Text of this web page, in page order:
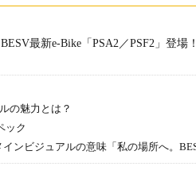
の魅力とは？
ック
インビジュアルの意味「私の場所へ。